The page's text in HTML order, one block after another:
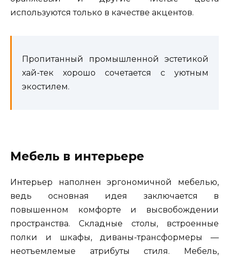
используются только в качестве акцентов.
Пропитанный промышленной эстетикой
хай-тек хорошо сочетается с уютным
экостилем.
Мебель в интерьере
Интерьер наполнен эргономичной мебелью,
ведь основная идея заключается в
повышенном комфорте и высвобождении
пространства. Складные столы, встроенные
полки и шкафы, диваны-трансформеры —
неотъемлемые атрибуты стиля. Мебель,